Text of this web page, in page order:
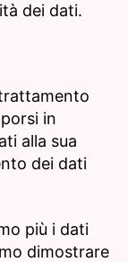
dei dati.
in
alla sua
dei dati
più i dati
dimostrare